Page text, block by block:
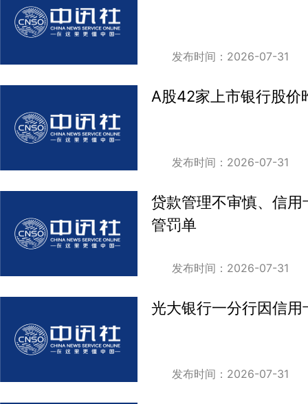
发布时间：2026-07-31
A股42家上市银行股价
发布时间：2026-07-31
贷款管理不审慎、信
管罚单
发布时间：2026-07-31
光大银行一分行因信
发布时间：2026-07-31